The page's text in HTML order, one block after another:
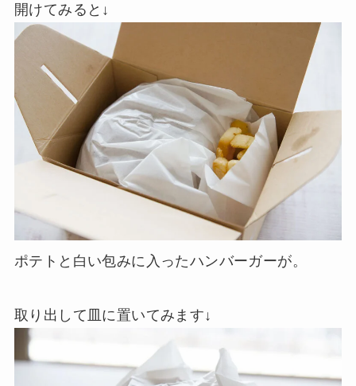
開けてみると↓
ポテトと白い包みに入ったハンバーガーが。
取り出して皿に置いてみます↓